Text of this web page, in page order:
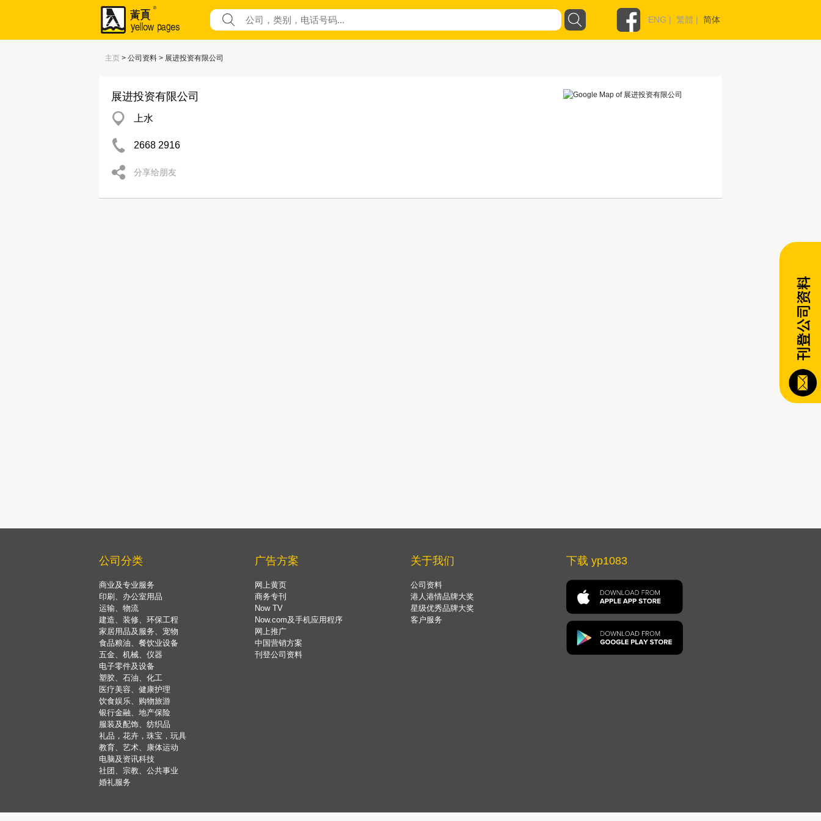
ENG | 繁體 | 简体
主页 > 公司资料 > 展进投资有限公司
展进投资有限公司
上水
2668 2916
分享给朋友
公司分类
商业及专业服务
印刷、办公室用品
运输、物流
建造、装修、环保工程
家居用品及服务、宠物
食品粮油、餐饮业设备
五金、机械、仪器
电子零件及设备
塑胶、石油、化工
医疗美容、健康护理
饮食娱乐、购物旅游
银行金融、地产保险
服装及配饰、纺织品
礼品，花卉，珠宝，玩具
教育、艺术、康体运动
电脑及资讯科技
社团、宗教、公共事业
婚礼服务
广告方案
网上黄页
商务专刊
Now TV
Now.com及手机应用程序
网上推广
中国营销方案
刊登公司资料
关于我们
公司资料
港人港情品牌大奖
星级优秀品牌大奖
客户服务
下载 yp1083